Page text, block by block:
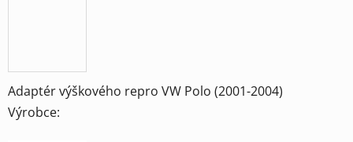
Adaptér výškového repro VW Polo (2001-2004)
Výrobce: